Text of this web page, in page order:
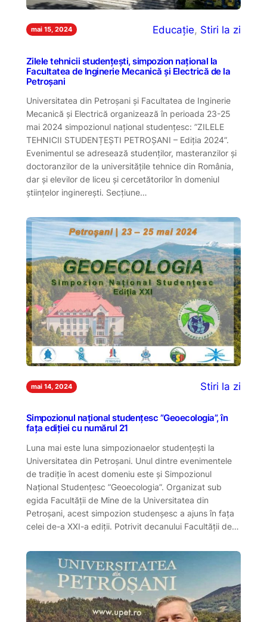
mai 15, 2024 Educație, Stiri la zi
Zilele tehnicii studențești, simpozion național la
Facultatea de Inginerie Mecanică și Electrică de la
Petroșani
Universitatea din Petroșani și Facultatea de Inginerie
Mecanică și Electrică organizează în perioada 23-25
mai 2024 simpozionul național studențesc: ”ZILELE
TEHNICII STUDENȚEȘTI PETROȘANI – Ediția 2024”.
Evenimentul se adresează studenților, masteranzilor și
doctoranzilor de la universitățile tehnice din România,
dar și elevilor de liceu și cercetătorilor în domeniul
științelor inginerești. Secțiune…
mai 14, 2024 Stiri la zi
Simpozionul național studențesc ”Geoecologia”, în
fața ediției cu numărul 21
Luna mai este luna simpozionaelor studențești la
Universitatea din Petroșani. Unul dintre evenimentele
de tradiție în acest domeniu este și Simpozionul
Național Studențesc ”Geoecologia”. Organizat sub
egida Facultății de Mine de la Universitatea din
Petroșani, acest simpozion studenșesc a ajuns în fața
celei de-a XXI-a ediții. Potrivit decanului Facultății de…